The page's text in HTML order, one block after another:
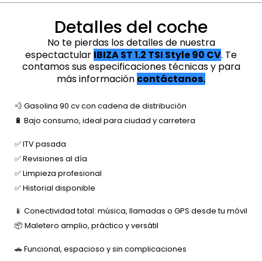
Detalles del coche
No te pierdas los detalles de nuestra
espectactular IBIZA ST 1.2 TSI Style 90 CV. Te
contamos sus especificaciones técnicas y para
más información contáctanos.
💨 Gasolina 90 cv con cadena de distribución
🔋 Bajo consumo, ideal para ciudad y carretera
✅ ITV pasada
✅ Revisiones al día
✅ Limpieza profesional
✅ Historial disponible
📱 Conectividad total: música, llamadas o GPS desde tu móvil
📦 Maletero amplio, práctico y versátil
🚗 Funcional, espacioso y sin complicaciones